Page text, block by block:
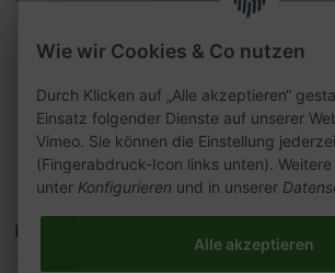
Artikel 1 - 7 von 7
Wie wir Cookies & Co nutzen
Durch Klicken auf „Alle akzeptieren“
Einsatz folgender Dienste auf unserer
Vimeo. Sie können die Einstellung
(Fingerabdruck-Icon links unten).
unter Konfigurieren und in unserer
Alle akzeptieren
Kategorien